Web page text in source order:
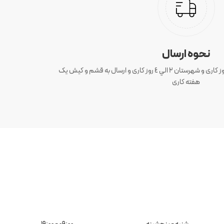
نحوه ارسال
ارسال سفارش های تهران 1 الی 3 روز کاری و شهرستان ٢ الي ٤ روز کاری و ارسال به قشم و کیش یک
هفته کاری